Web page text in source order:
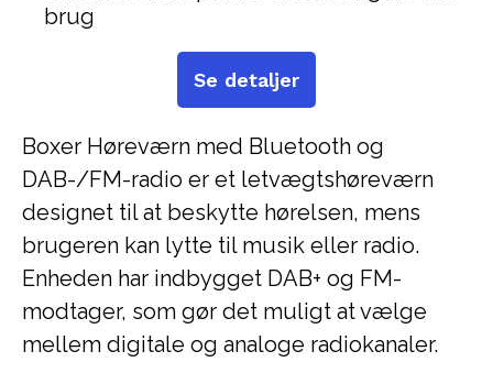
Boxer Høreværn med Bluetooth og
DAB-/FM-radio er et letvægtshøreværn
designet til at beskytte hørelsen, mens
brugeren kan lytte til musik eller radio.
Enheden har indbygget DAB+ og FM-
modtager, som gør det muligt at vælge
mellem digitale og analoge radiokanaler.
brug
Se detaljer